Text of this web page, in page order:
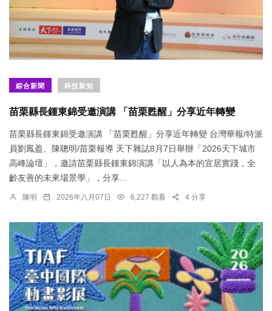
綜合新聞 科技新知
苗栗縣長鍾東錦受邀演講 「苗栗甦醒」分享近年轉變
苗栗縣長鍾東錦受邀演講 「苗栗甦醒」分享近年轉變 台灣華報/特派
員劉鳳盈、陳聰明/苗栗報導 天下雜誌8月7日舉辦「2026天下城市
高峰論壇」，邀請苗栗縣長鍾東錦演講「以人為本的宜居實踐，全
齡友善的未來場景學」，分享...
陳明 2026年八月07日 6,227 觀看 4 分享